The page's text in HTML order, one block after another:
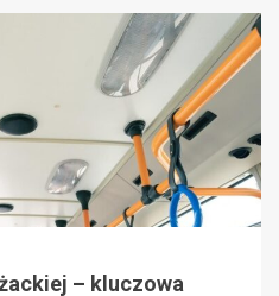
– kluczowa